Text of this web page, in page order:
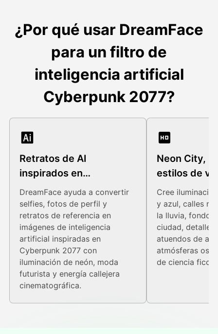
¿Por qué usar DreamFace
para un filtro de
inteligencia artificial
Cyberpunk 2077?
Retratos de AI
inspirados en
Cyberpunk 2077
DreamFace ayuda a convertir
selfies, fotos de perfil y
retratos de referencia en
imágenes de inteligencia
artificial inspiradas en
Cyberpunk 2077 con
iluminación de neón, moda
futurista y energía callejera
cinematográfica.
Neon City,
estilos de
Cree
y azul, calles
la lluvia, fondos
ciudad, detalles
atuendos de
atmósferas
de ciencia